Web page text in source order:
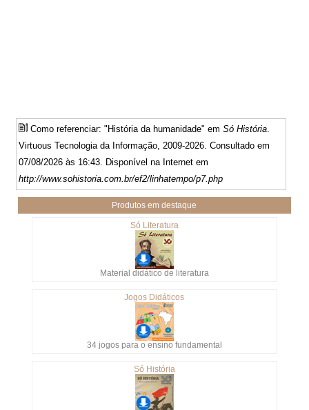
Como referenciar: "História da humanidade" emSó História.
Virtuous Tecnologia da Informação, 2009-2026. Consultado em
07/08/2026 às 16:43. Disponível na Internet em
http://www.sohistoria.com.br/ef2/linhatempo/p7.php
Produtos em destaque
Só Literatura
Material didático de literatura
Jogos Didáticos
34 jogos para o ensino fundamental
Só História